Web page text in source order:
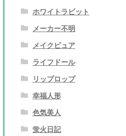
ホワイトラビット
メーカー不明
メイクピュア
ライフドール
リップロップ
幸福人形
色気美人
蛍火日記